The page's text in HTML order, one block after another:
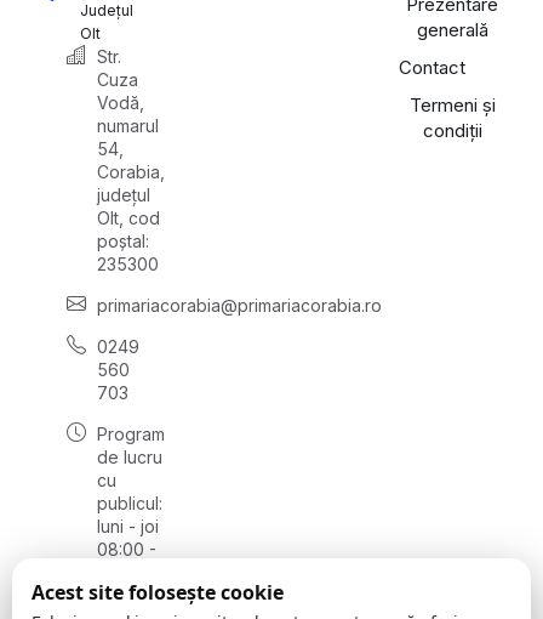
Județul
Olt
Str.
Cuza
Vodă,
numarul
54,
Corabia,
județul
Olt, cod
poștal:
235300
primariacorabia@primariacorabia.ro
0249
560
703
Program
de lucru
cu
publicul:
luni - joi
08:00 -
vineri
generală
Contact
Termeni și
condiții
Acest site folosește cookie